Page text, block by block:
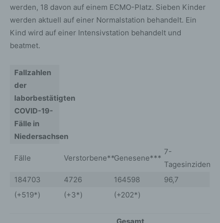
werden, 18 davon auf einem ECMO-Platz. Sieben Kinder
werden aktuell auf einer Normalstation behandelt. Ein
Kind wird auf einer Intensivstation behandelt und
beatmet.
Fallzahlen
der
laborbestätigten
COVID-19-
Fälle in
Niedersachsen
Fälle Verstorbene**Genesene***
7-
Tagesinzidenz
184703
4726 164598
96,7
(+519*)
(+3*) (+202*)